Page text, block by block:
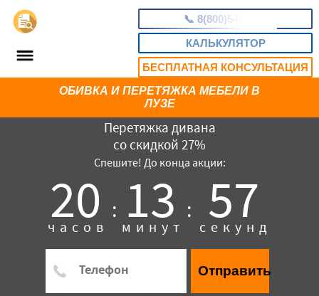
📞 8(800)5403465
КАЛЬКУЛЯТОР
БЕСПЛАТНАЯ КОНСУЛЬТАЦИЯ
Перетяжка дивана
со скидкой 27%
Спешите! До конца акции:
20 :
часов 13 :
минут 56
секунд
Отправить
ОБИВКА И ПЕРЕТЯЖКА МЕБЕЛИ В
ЛУЗЕ